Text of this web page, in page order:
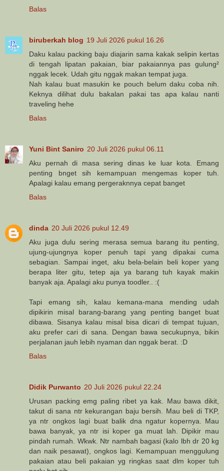
Balas
biruberkah blog 19 Juli 2026 pukul 16.26
Daku kalau packing baju diajarin sama kakak selipin kertas
di tengah lipatan pakaian, biar pakaiannya pas gulung²
nggak lecek. Udah gitu nggak makan tempat juga.
Nah kalau buat masukin ke pouch belum daku coba nih.
Keknya dilihat dulu bakalan pakai tas apa kalau nanti
traveling hehe
Balas
Yuni Bint Saniro 20 Juli 2026 pukul 06.11
Aku pernah di masa sering dinas ke luar kota. Emang
penting bnget sih kemampuan mengemas koper tuh.
Apalagi kalau emang pergeraknnya cepat banget
Balas
dinda 20 Juli 2026 pukul 12.49
Aku juga dulu sering merasa semua barang itu penting,
ujung-ujungnya koper penuh tapi yang dipakai cuma
sebagian. Sampai inget, aku bela-belain beli koper yang
berapa liter gitu, tetep aja ya barang tuh kayak makin
banyak aja. Apalagi aku punya toodler.. :(
Tapi emang sih, kalau kemana-mana mending udah
dipikirin misal barang-barang yang penting banget buat
dibawa. Sisanya kalau misal bisa dicari di tempat tujuan,
aku prefer cari di sana. Dengan bawa secukupnya, bikin
perjalanan jauh lebih nyaman dan nggak berat. :D
Balas
Didik Purwanto 20 Juli 2026 pukul 22.24
Urusan packing emg paling ribet ya kak. Mau bawa dikit,
takut di sana ntr kekurangan baju bersih. Mau beli di TKP,
ya ntr ongkos lagi buat balik dna ngatur kopernya. Mau
bawa banyak, ya ntr isi koper ga muat lah. Dipikir mau
pindah rumah. Wkwk. Ntr nambah bagasi (kalo lbh dr 20 kg
dan naik pesawat), ongkos lagi. Kemampuan menggulung
pakaian atau beli pakaian yg ringkas saat dlm koper tuh